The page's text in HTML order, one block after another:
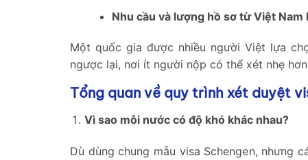
Nhu cầu và lượng hồ sơ từ Việt Nam
Một quốc gia được nhiều người Việt lựa
ngược lại, nơi ít người nộp có thể xét nhẹ
Tổng quan về quy trình xét duyệt
Vì sao mỗi nước có độ khó khác nhau?
Dù dùng chung mẫu visa Schengen, nhưng